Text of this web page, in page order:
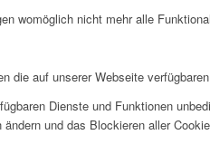
womöglich nicht mehr alle
die auf unserer Webseite
Dienste und Funktionen
und das Blockieren aller